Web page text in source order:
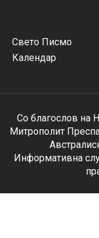
Свето Писмо
Календар
Со благослов на
Митрополит
Информативна